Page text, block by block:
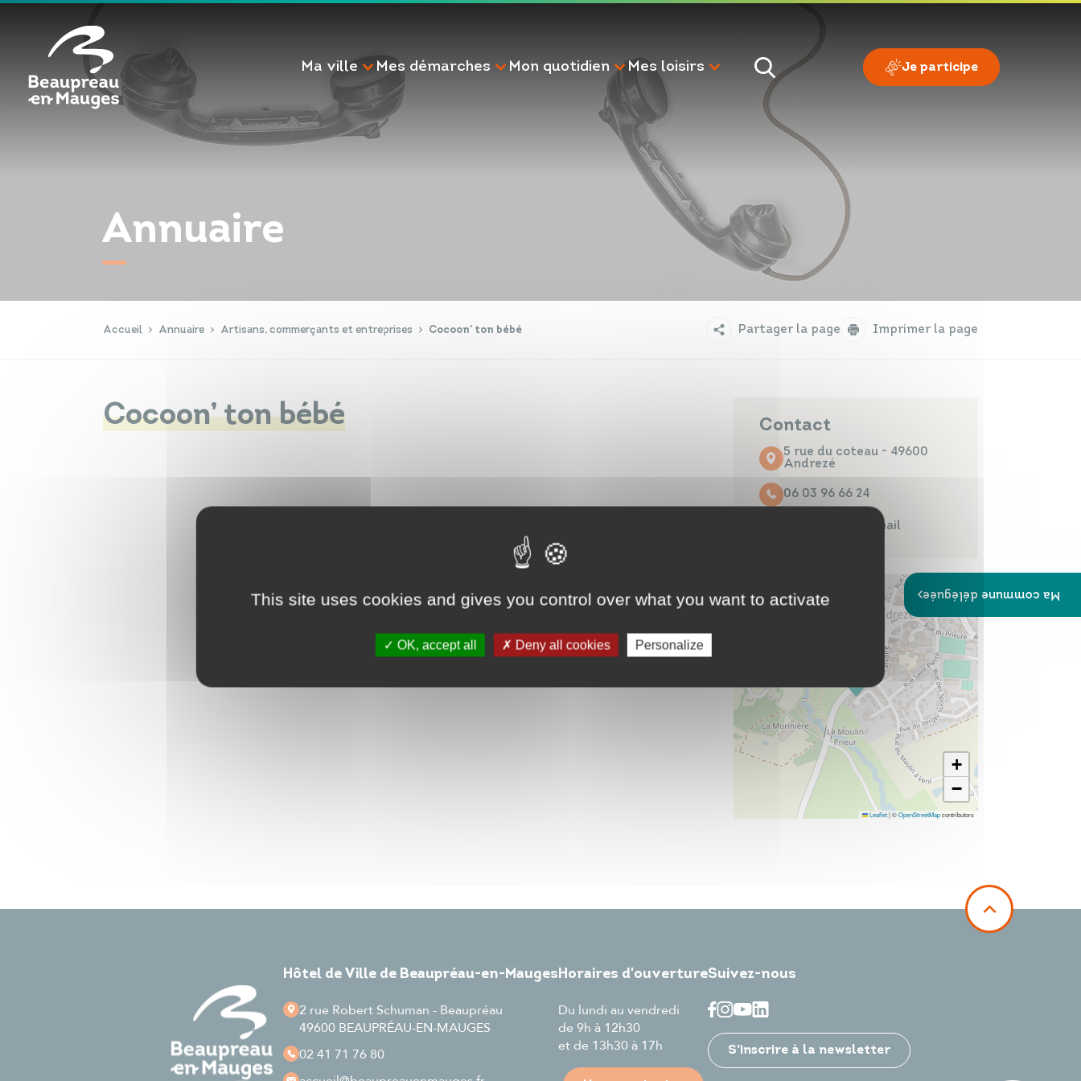
Ma ville Mes démarches Mon quotidien Mes loisirs Je participe
Annuaire
Accueil Annuaire Artisans, commerçants et entreprises Cocoon' ton bébé Partager la page Imprimer la page
Cocoon’ ton bébé Contact
5 rue du coteau - 49600
Andrezé
06 03 96 66 24
Contacter par mail
+
−
Leaflet|©OpenStreetMapcontributors
Hôtel de Ville de Beaupréau-en-Mauges
2 rue Robert Schuman - Beaupréau
49600 BEAUPRÉAU-EN-MAUGES
02 41 71 76 80
Horaires d'ouverture
Du lundi au vendredi
de 9h à 12h30
et de 13h30 à 17h
Suivez-nous
S’inscrire à la newsletter
Ma commune déléguée
Infos travaux
Cookies management panel
This site uses cookies and gives you control over what you want to activate
OK, accept all Deny all cookies Personalize